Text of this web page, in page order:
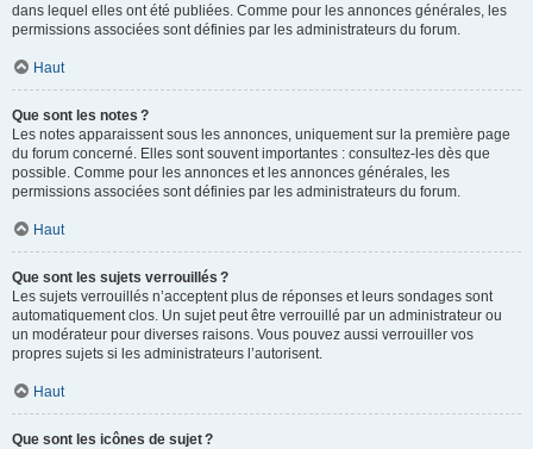
dans lequel elles ont été publiées. Comme pour les annonces générales, les
permissions associées sont définies par les administrateurs du forum.
Haut
Que sont les notes ?
Les notes apparaissent sous les annonces, uniquement sur la première page
du forum concerné. Elles sont souvent importantes : consultez-les dès que
possible. Comme pour les annonces et les annonces générales, les
permissions associées sont définies par les administrateurs du forum.
Haut
Que sont les sujets verrouillés ?
Les sujets verrouillés n’acceptent plus de réponses et leurs sondages sont
automatiquement clos. Un sujet peut être verrouillé par un administrateur ou
un modérateur pour diverses raisons. Vous pouvez aussi verrouiller vos
propres sujets si les administrateurs l’autorisent.
Haut
Que sont les icônes de sujet ?